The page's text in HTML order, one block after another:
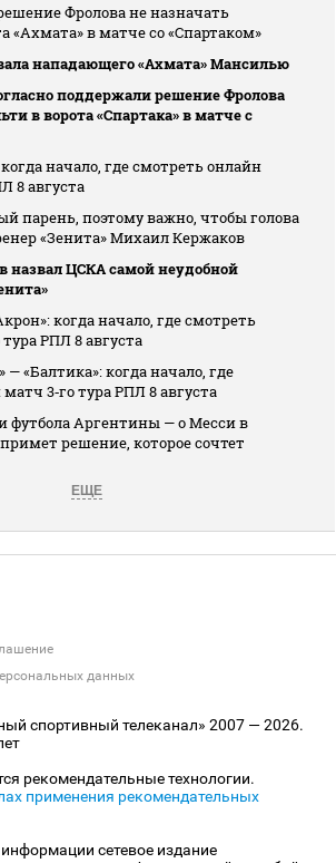
Фролова не назначать
«Ахмата» в матче со «Спартаком»
нападающего «Ахмата» Мансилью
поддержали решение Фролова
в ворота «Спартака» в матче с
начало, где смотреть онлайн
8 августа
парень, поэтому важно, чтобы голова
«Зенита» Михаил Кержаков
назвал ЦСКА самой неудобной
когда начало, где смотреть
РПЛ 8 августа
— «Балтика»: когда начало, где
3‑го тура РПЛ 8 августа
футбола Аргентины — о Месси в
решение, которое сочтет
ЕЩЕ
данных
спортивный телеканал» 2007 — 2026.
рекомендательные технологии.
применения рекомендательных
сетевое издание